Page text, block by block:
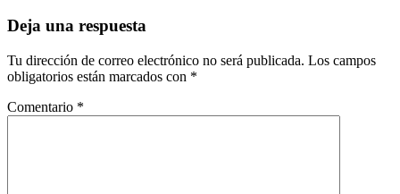
Deja una respuesta
Tu dirección de correo electrónico no será publicada. Los campos
obligatorios están marcados con *
Comentario *